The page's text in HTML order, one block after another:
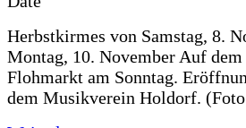
Herbstkirmes von Samstag, 8.
Montag, 10. November Auf
Flohmarkt am Sonntag.
dem Musikverein Holdorf.